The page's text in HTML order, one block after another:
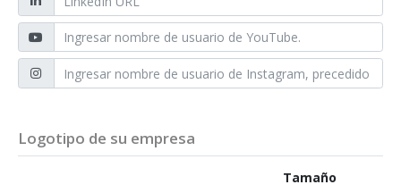
Logotipo de su empresa
Tamaño